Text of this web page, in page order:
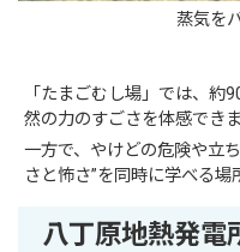
蒸気を
「たまごむし場」では、
然の力のすごさを体感できま
一方で、やけどの危険や立
さと怖さ”を同時に学べる場
八丁原地熱発電